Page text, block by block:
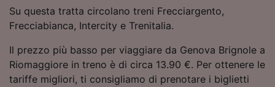
Su questa tratta circolano treni Frecciargento,
Frecciabianca, Intercity e Trenitalia.
Il prezzo più basso per viaggiare da Genova Brignole a
Riomaggiore in treno è di circa 13.90 €. Per ottenere le
tariffe migliori, ti consigliamo di prenotare i biglietti